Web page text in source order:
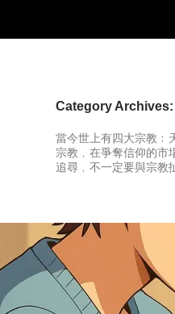
Category Archives:
當今世上有四大宗教﹕
宗教﹐在爭奪信仰的市
追尋﹐不一定要與宗教